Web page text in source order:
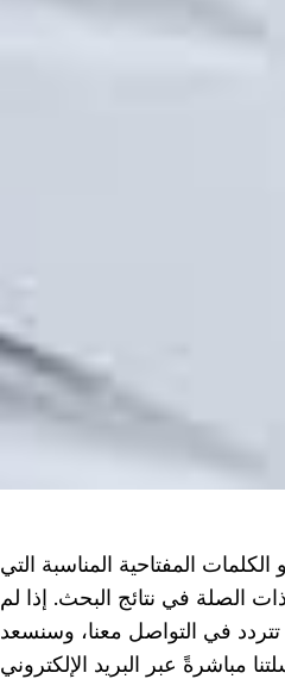
المفتاحية المناسبة التي
الصلة في نتائج البحث. إذا لم
تتردد في التواصل معنا، وسنسعد
مباشرةً عبر البريد الإلكتروني